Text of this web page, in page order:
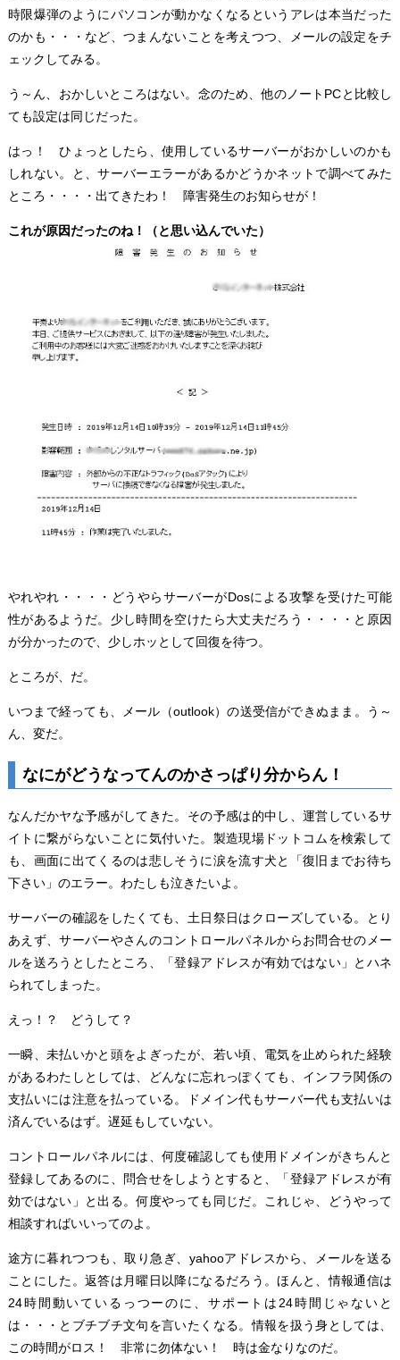
時限爆弾のようにパソコンが動かなくなるというアレは本当だった
のかも・・・など、つまんないことを考えつつ、メールの設定をチ
ェックしてみる。
う～ん、おかしいところはない。念のため、他のノートPCと比較し
ても設定は同じだった。
はっ！ ひょっとしたら、使用しているサーバーがおかしいのかも
しれない。と、サーバーエラーがあるかどうかネットで調べてみた
ところ・・・・出てきたわ！ 障害発生のお知らせが！
これが原因だったのね！（と思い込んでいた）
やれやれ・・・・どうやらサーバーがDosによる攻撃を受けた可能
性があるようだ。少し時間を空けたら大丈夫だろう・・・・と原因
が分かったので、少しホッとして回復を待つ。
ところが、だ。
いつまで経っても、メール（outlook）の送受信ができぬまま。う～
ん、変だ。
なにがどうなってんのかさっぱり分からん！
なんだかヤな予感がしてきた。その予感は的中し、運営しているサ
イトに繋がらないことに気付いた。製造現場ドットコムを検索して
も、画面に出てくるのは悲しそうに涙を流す犬と「復旧までお待ち
下さい」のエラー。わたしも泣きたいよ。
サーバーの確認をしたくても、土日祭日はクローズしている。とり
あえず、サーバーやさんのコントロールパネルからお問合せのメー
ルを送ろうとしたところ、「登録アドレスが有効ではない」とハネ
られてしまった。
えっ！？ どうして？
一瞬、未払いかと頭をよぎったが、若い頃、電気を止められた経験
があるわたしとしては、どんなに忘れっぽくても、インフラ関係の
支払いには注意を払っている。ドメイン代もサーバー代も支払いは
済んでいるはず。遅延もしていない。
コントロールパネルには、何度確認しても使用ドメインがきちんと
登録してあるのに、問合せをしようとすると、「登録アドレスが有
効ではない」と出る。何度やっても同じだ。これじゃ、どうやって
相談すればいいってのよ。
途方に暮れつつも、取り急ぎ、yahooアドレスから、メールを送る
ことにした。返答は月曜日以降になるだろう。ほんと、情報通信は
24時間動いているっつーのに、サポートは24時間じゃないと
は・・・とブチブチ文句を言いたくなる。情報を扱う身としては、
この時間がロス！ 非常に勿体ない！ 時は金なりなのだ。